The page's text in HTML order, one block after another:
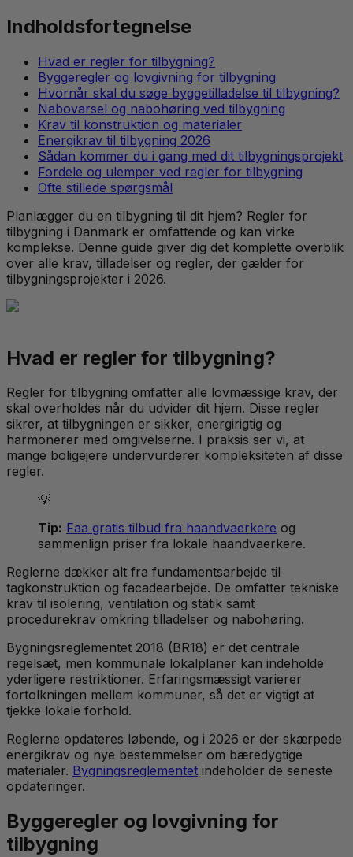
Indholdsfortegnelse
Hvad er regler for tilbygning?
Byggeregler og lovgivning for tilbygning
Hvornår skal du søge byggetilladelse til tilbygning?
Nabovarsel og nabohøring ved tilbygning
Krav til konstruktion og materialer
Energikrav til tilbygning 2026
Sådan kommer du i gang med dit tilbygningsprojekt
Fordele og ulemper ved regler for tilbygning
Ofte stillede spørgsmål
Planlægger du en tilbygning til dit hjem? Regler for
tilbygning i Danmark er omfattende og kan virke
komplekse. Denne guide giver dig det komplette overblik
over alle krav, tilladelser og regler, der gælder for
tilbygningsprojekter i 2026.
Hvad er regler for tilbygning?
Regler for tilbygning omfatter alle lovmæssige krav, der
skal overholdes når du udvider dit hjem. Disse regler
sikrer, at tilbygningen er sikker, energirigtig og
harmonerer med omgivelserne. I praksis ser vi, at
mange boligejere undervurderer kompleksiteten af disse
regler.
💡
Tip: Faa gratis tilbud fra haandvaerkere og
sammenlign priser fra lokale haandvaerkere.
Reglerne dækker alt fra fundamentsarbejde til
tagkonstruktion og facadearbejde. De omfatter tekniske
krav til isolering, ventilation og statik samt
procedurekrav omkring tilladelser og nabohøring.
Bygningsreglementet 2018 (BR18) er det centrale
regelsæt, men kommunale lokalplaner kan indeholde
yderligere restriktioner. Erfaringsmæssigt varierer
fortolkningen mellem kommuner, så det er vigtigt at
tjekke lokale forhold.
Reglerne opdateres løbende, og i 2026 er der skærpede
energikrav og nye bestemmelser om bæredygtige
materialer. Bygningsreglementet indeholder de seneste
opdateringer.
Byggeregler og lovgivning for
tilbygning